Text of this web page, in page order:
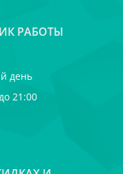
РАБОТЫ
день
21:00